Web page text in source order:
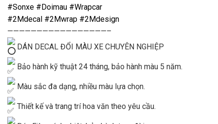
#Sonxe #Doimau #Wrapcar
#2Mdecal #2Mwrap #2Mdesign
—————————————————–
DÁN DECAL ĐỔI MÀU XE CHUYÊN NGHIỆP
Bảo hành kỹ thuật 24 tháng, bảo hành màu 5 năm.
Màu sắc đa dạng, nhiều màu lựa chọn.
Thiết kế và trang trí hoa văn theo yêu cầu.